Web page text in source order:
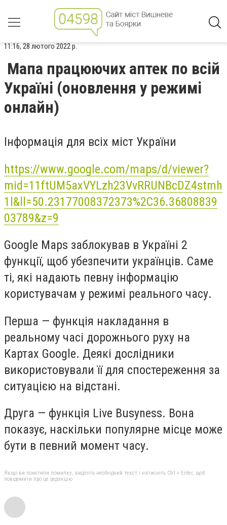
11:16, 28 лютого 2022 р.
Мапа працюючих аптек по всій
Україні (оновлення у режимі
онлайн)
Інформація для всіх міст України
https://www.google.com/maps/d/viewer?
mid=11ftUM5axVYLzh23VvRRUNBcDZ4stmh
1l&ll=50.23177008372373%2C36.36808839
03789&z=9
Google Maps заблокував в Україні 2
функції, щоб убезпечити українців. Саме
ті, які надають певну інформацію
користувачам у режимі реального часу.
Перша — функція накладання в
реальному часі дорожнього руху на
Картах Google. Деякі дослідники
використовували її для спостереження за
ситуацією на відстані.
Друга — функція Live Busyness. Вона
показує, наскільки популярне місце може
бути в певний момент часу.
Якщо ви помітили помилку, виділіть необхідний текст і натисніть Ctrl + Enter, щоб
повідомити про це редакцію